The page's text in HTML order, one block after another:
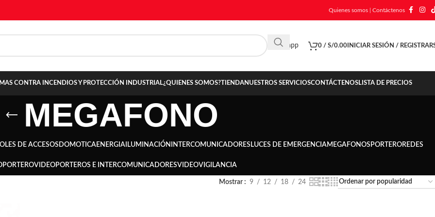
Quienes somos Contáctenos
Whatsapp 0 / S/0.00 INICIAR SESIÓN /
CONTRA INCENDIOS Y PROTECCIÓN INDUSTRIAL¿QUIENES SOMOS?TIENDANUESTROS SERVICIOSCONTÁCTENOSLISTA DE PRECIOS
MEGAFONO
DE ACCESOS DOMOTICA ENERGIA ILUMINACIÓN INTERCOMUNICADORES LUCES DE EMERGENCIA MEGAFONOS PORTEROREDES
VIDEOPORTEROS E INTERCOMUNICADORESVIDEOVIGILANCIA
Mostrar 9 12 18 24